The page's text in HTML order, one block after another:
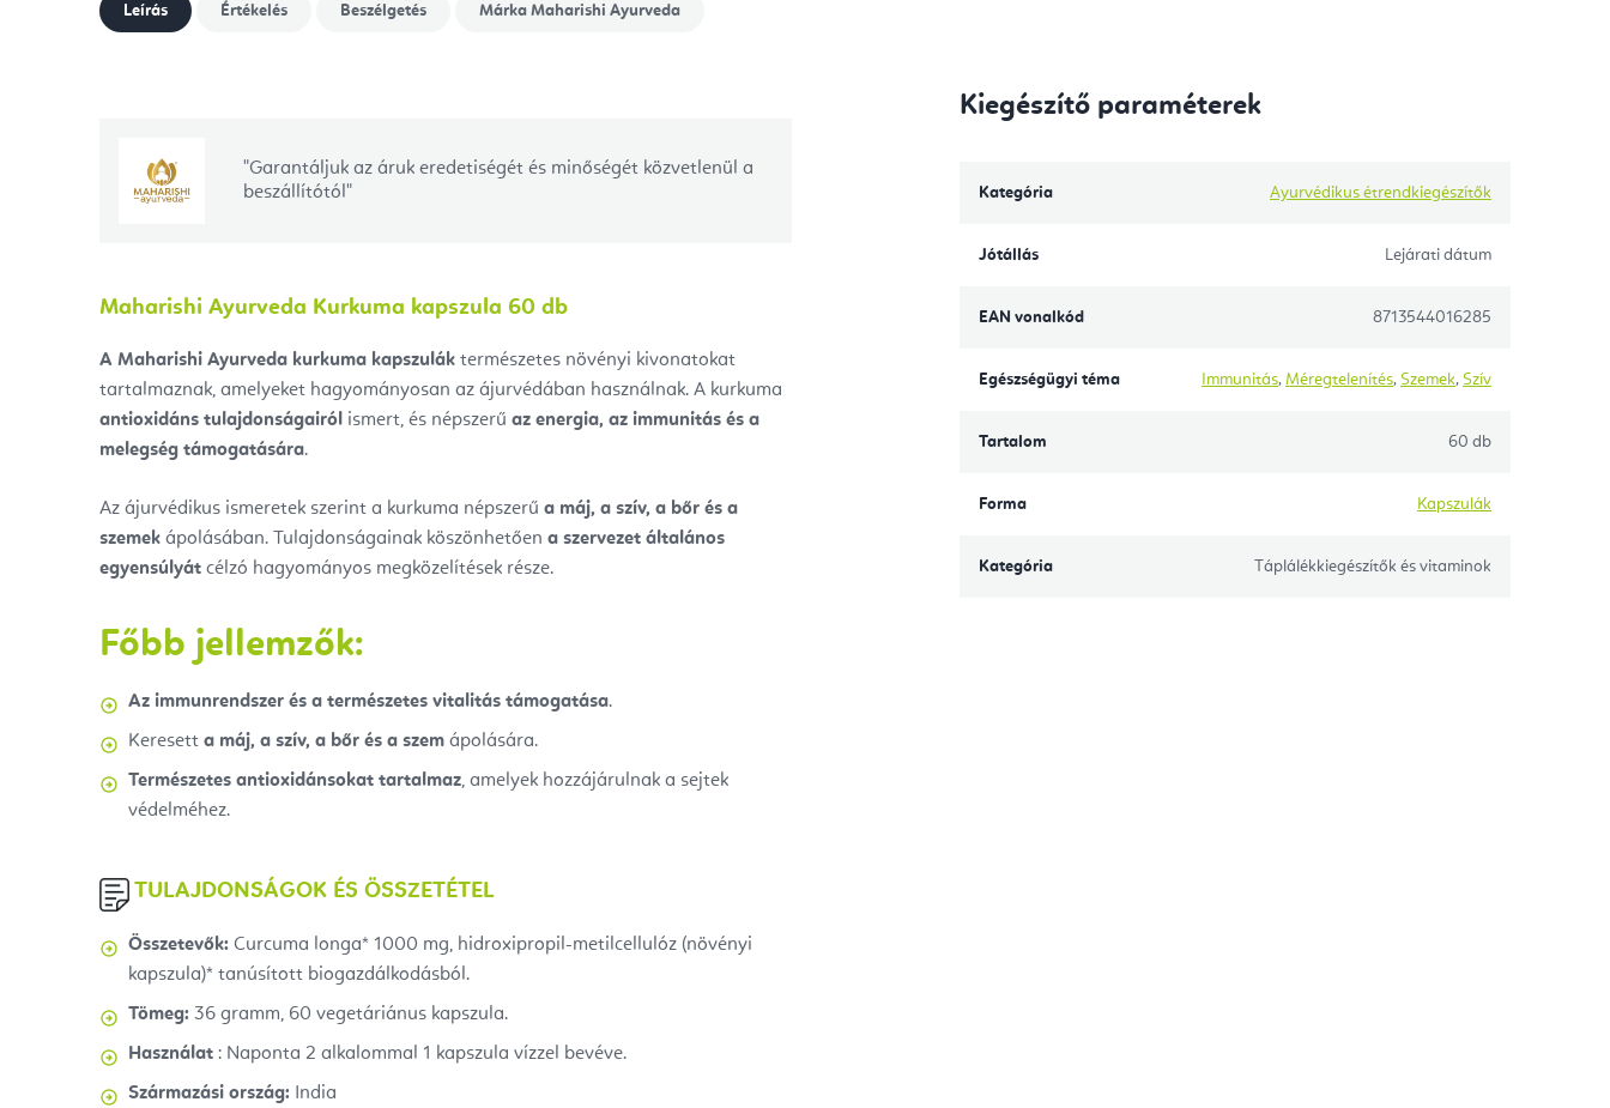
Leírás Értékelés Beszélgetés Márka Maharishi Ayurveda
"Garantáljuk az áruk eredetiségét és minőségét közvetlenül a
beszállítótól"
Maharishi Ayurveda Kurkuma kapszula 60 db
A Maharishi Ayurveda kurkuma kapszulák természetes növényi kivonatokat
tartalmaznak, amelyeket hagyományosan az ájurvédában használnak. A kurkuma
antioxidáns tulajdonságairól ismert, és népszerű az energia, az immunitás és a
melegség támogatására.
Az ájurvédikus ismeretek szerint a kurkuma népszerű a máj, a szív, a bőr és a
szemek ápolásában. Tulajdonságainak köszönhetően a szervezet általános
egyensúlyát célzó hagyományos megközelítések része.
Főbb jellemzők:
Az immunrendszer és a természetes vitalitás támogatása.
Keresett a máj, a szív, a bőr és a szem ápolására.
Természetes antioxidánsokat tartalmaz, amelyek hozzájárulnak a sejtek
védelméhez.
TULAJDONSÁGOK ÉS ÖSSZETÉTEL
Összetevők: Curcuma longa* 1000 mg, hidroxipropil-metilcellulóz (növényi
kapszula)* tanúsított biogazdálkodásból.
Tömeg: 36 gramm, 60 vegetáriánus kapszula.
Használat : Naponta 2 alkalommal 1 kapszula vízzel bevéve.
Származási ország: India
Kiegészítő paraméterek
Kategória Ayurvédikus étrendkiegészítők
Jótállás Lejárati dátum
EAN vonalkód 8713544016285
Egészségügyi téma Immunitás, Méregtelenítés, Szemek, Szív
Tartalom 60 db
Forma Kapszulák
Kategória Táplálékkiegészítők és vitaminok